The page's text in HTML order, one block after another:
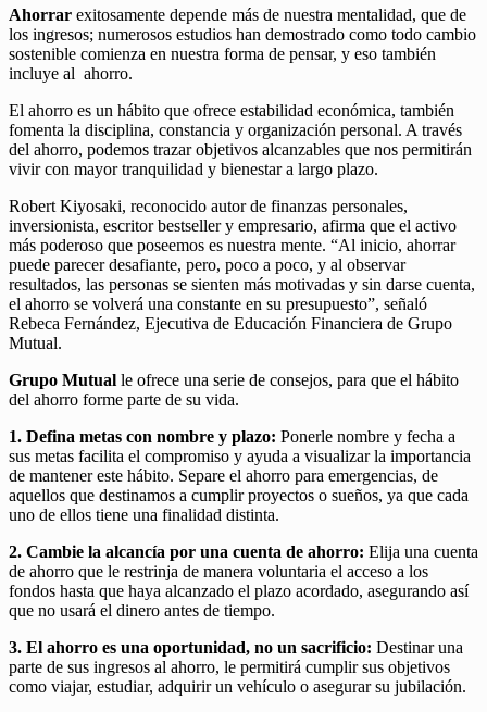
Ahorrar exitosamente depende más de nuestra mentalidad, que de
los ingresos; numerosos estudios han demostrado como todo cambio
sostenible comienza en nuestra forma de pensar, y eso también
incluye al ahorro.
El ahorro es un hábito que ofrece estabilidad económica, también
fomenta la disciplina, constancia y organización personal. A través
del ahorro, podemos trazar objetivos alcanzables que nos permitirán
vivir con mayor tranquilidad y bienestar a largo plazo.
Robert Kiyosaki, reconocido autor de finanzas personales,
inversionista, escritor bestseller y empresario, afirma que el activo
más poderoso que poseemos es nuestra mente. “Al inicio, ahorrar
puede parecer desafiante, pero, poco a poco, y al observar
resultados, las personas se sienten más motivadas y sin darse cuenta,
el ahorro se volverá una constante en su presupuesto”, señaló
Rebeca Fernández, Ejecutiva de Educación Financiera de Grupo
Mutual.
Grupo Mutual le ofrece una serie de consejos, para que el hábito
del ahorro forme parte de su vida.
1. Defina metas con nombre y plazo: Ponerle nombre y fecha a
sus metas facilita el compromiso y ayuda a visualizar la importancia
de mantener este hábito. Separe el ahorro para emergencias, de
aquellos que destinamos a cumplir proyectos o sueños, ya que cada
uno de ellos tiene una finalidad distinta.
2. Cambie la alcancía por una cuenta de ahorro: Elija una cuenta
de ahorro que le restrinja de manera voluntaria el acceso a los
fondos hasta que haya alcanzado el plazo acordado, asegurando así
que no usará el dinero antes de tiempo.
3. El ahorro es una oportunidad, no un sacrificio: Destinar una
parte de sus ingresos al ahorro, le permitirá cumplir sus objetivos
como viajar, estudiar, adquirir un vehículo o asegurar su jubilación.